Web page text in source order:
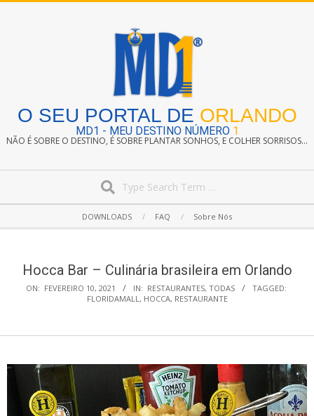
O SEU PORTAL DE ORLANDO
MD1 - MEU DESTINO NÚMERO 1
NÃO É SOBRE O DESTINO, É SOBRE PLANTAR SONHOS, E COLHER SORRISOS...
Navigation
DOWNLOADS FAQ Sobre Nós
Hocca Bar – Culinária brasileira em Orlando
ON: FEVEREIRO 10, 2021 IN: RESTAURANTES, TODAS
TAGGED:
FLORIDAMALL, HOCCA, RESTAURANTE